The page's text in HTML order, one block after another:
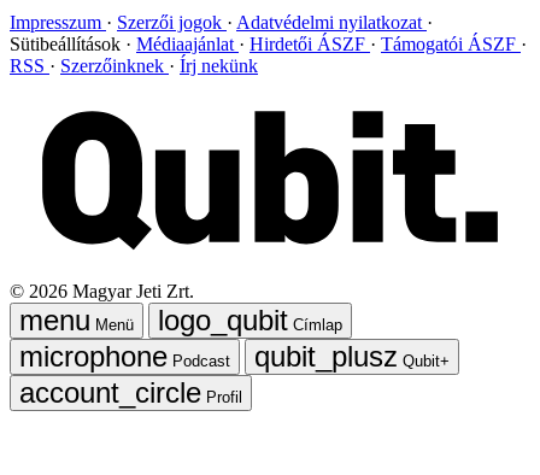
Impresszum Szerzői jogok
Adatvédelmi nyilatkozat
Sütibeállítások
Médiaajánlat Hirdetői ÁSZF
Támogatói ÁSZF
RSS
Szerzőinknek Írj nekünk
© 2026 Magyar Jeti Zrt.
Menü
Címlap
Podcast
Qubit+
Profil